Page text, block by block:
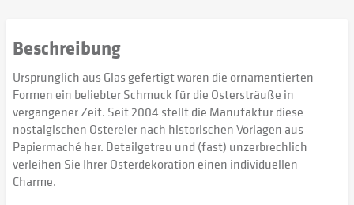
Beschreibung
Ursprünglich aus Glas gefertigt waren die ornamentierten
Formen ein beliebter Schmuck für die Ostersträuße in
vergangener Zeit. Seit 2004 stellt die Manufaktur diese
nostalgischen Ostereier nach historischen Vorlagen aus
Papiermaché her. Detailgetreu und (fast) unzerbrechlich
verleihen Sie Ihrer Osterdekoration einen individuellen
Charme.